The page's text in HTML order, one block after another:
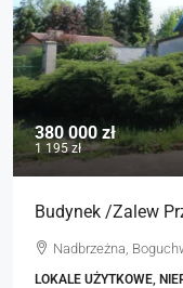
380 000 zł
1 195 zł
Budynek /Zalew
Nadbrzeżna,
LOKALE UŻYTKOWE,